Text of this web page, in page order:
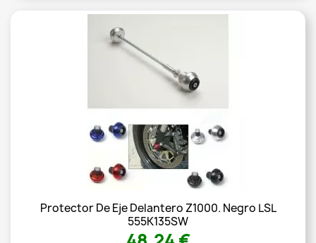
Protector De Eje Delantero Z1000. Negro LSL
555K135SW